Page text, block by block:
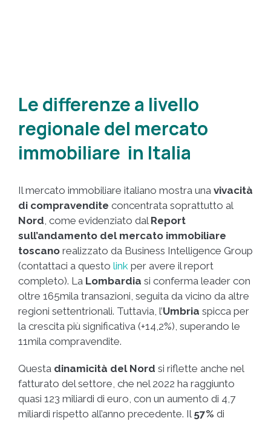
Le differenze a livello
regionale del mercato
immobiliare in Italia
Il mercato immobiliare italiano mostra una vivacità
di compravendite concentrata soprattutto al
Nord, come evidenziato dal Report
sull’andamento del mercato immobiliare
toscano realizzato da Business Intelligence Group
(contattaci a questo link per avere il report
completo). La Lombardia si conferma leader con
oltre 165mila transazioni, seguita da vicino da altre
regioni settentrionali. Tuttavia, l’Umbria spicca per
la crescita più significativa (+14,2%), superando le
11mila compravendite.
Questa dinamicità del Nord si riflette anche nel
fatturato del settore, che nel 2022 ha raggiunto
quasi 123 miliardi di euro, con un aumento di 4,7
miliardi rispetto all’anno precedente. Il 57% di